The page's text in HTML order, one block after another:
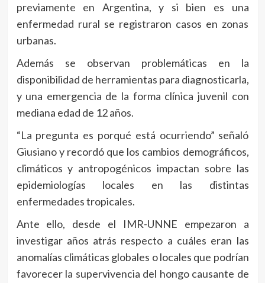
previamente en Argentina, y si bien es una
enfermedad rural se registraron casos en zonas
urbanas.
Además se observan problemáticas en la
disponibilidad de herramientas para diagnosticarla,
y una emergencia de la forma clínica juvenil con
mediana edad de 12 años.
“La pregunta es porqué está ocurriendo” señaló
Giusiano y recordó que los cambios demográficos,
climáticos y antropogénicos impactan sobre las
epidemiologías locales en las distintas
enfermedades tropicales.
Ante ello, desde el IMR-UNNE empezaron a
investigar años atrás respecto a cuáles eran las
anomalías climáticas globales o locales que podrían
favorecer la supervivencia del hongo causante de